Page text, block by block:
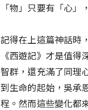
「物」只要有「心」
記得在上這篇神話時
《西遊記》才是值
智群，還充滿了同理
到生命的起始，吳承
程。然而這些變化都